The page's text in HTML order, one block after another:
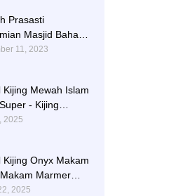
Prasasti
Masjid Bahan
Dari Tulungagung
11, 2023
Kijing Mewah Islam
- Kijing
Batu Alam
2025
Kijing Onyx Makam
Marmer
2025